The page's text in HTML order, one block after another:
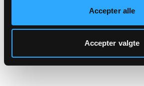
Accepter alle
Accepter valgte